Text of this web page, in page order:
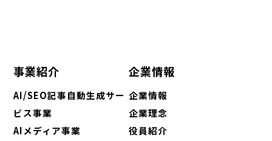
事業紹介
AI/SEO記事自動生成サー
ビス事業
AIメディア事業
企業情報
企業情報
企業理念
役員紹介